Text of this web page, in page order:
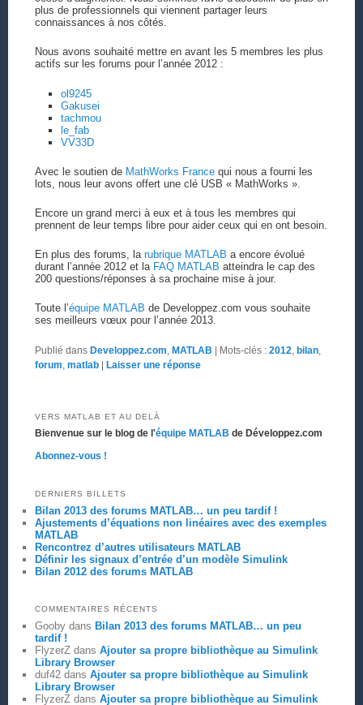
plus de professionnels qui viennent partager leurs
connaissances à nos côtés.
Nous avons souhaité mettre en avant les 5 membres les plus
actifs sur les forums pour l’année 2012 :
ol9245
Gakusei
tachmou
le_fab
VV33D
Avec le soutien de MathWorks Francequi nous a fourni les
lots, nous leur avons offert une clé USB « MathWorks ».
Encore un grand merci à eux et à tous les membres qui
prennent de leur temps libre pour aider ceux qui en ont besoin.
En plus des forums, la rubrique MATLAB a encore évolué
durant l’année 2012 et la FAQ MATLAB atteindra le cap des
200 questions/réponses à sa prochaine mise à jour.
Toute l’équipe MATLAB de Developpez.com vous souhaite
ses meilleurs vœux pour l’année 2013.
Publié dans Developpez.com, MATLAB Mots-clés : 2012, bilan,
forum, matlab Laisser une réponse
VERS MATLAB ET AU DELÀ
Bienvenue sur le blog de l'équipe MATLAB de Développez.com
Abonnez-vous !
DERNIERS BILLETS
Bilan 2013 des forums MATLAB… un peu tardif !
Ajustements d’équations non linéaires avec des exemples
MATLAB
Rencontrez d’autres utilisateurs MATLAB
Définir les signaux d’entrée d’un modèle Simulink
Bilan 2012 des forums MATLAB
COMMENTAIRES RÉCENTS
Goobydans Bilan 2013 des forums MATLAB… un peu
tardif !
FlyzerZdans Ajouter sa propre bibliothèque au Simulink
Library Browser
duf42dans Ajouter sa propre bibliothèque au Simulink
Library Browser
FlyzerZdans Ajouter sa propre bibliothèque au Simulink